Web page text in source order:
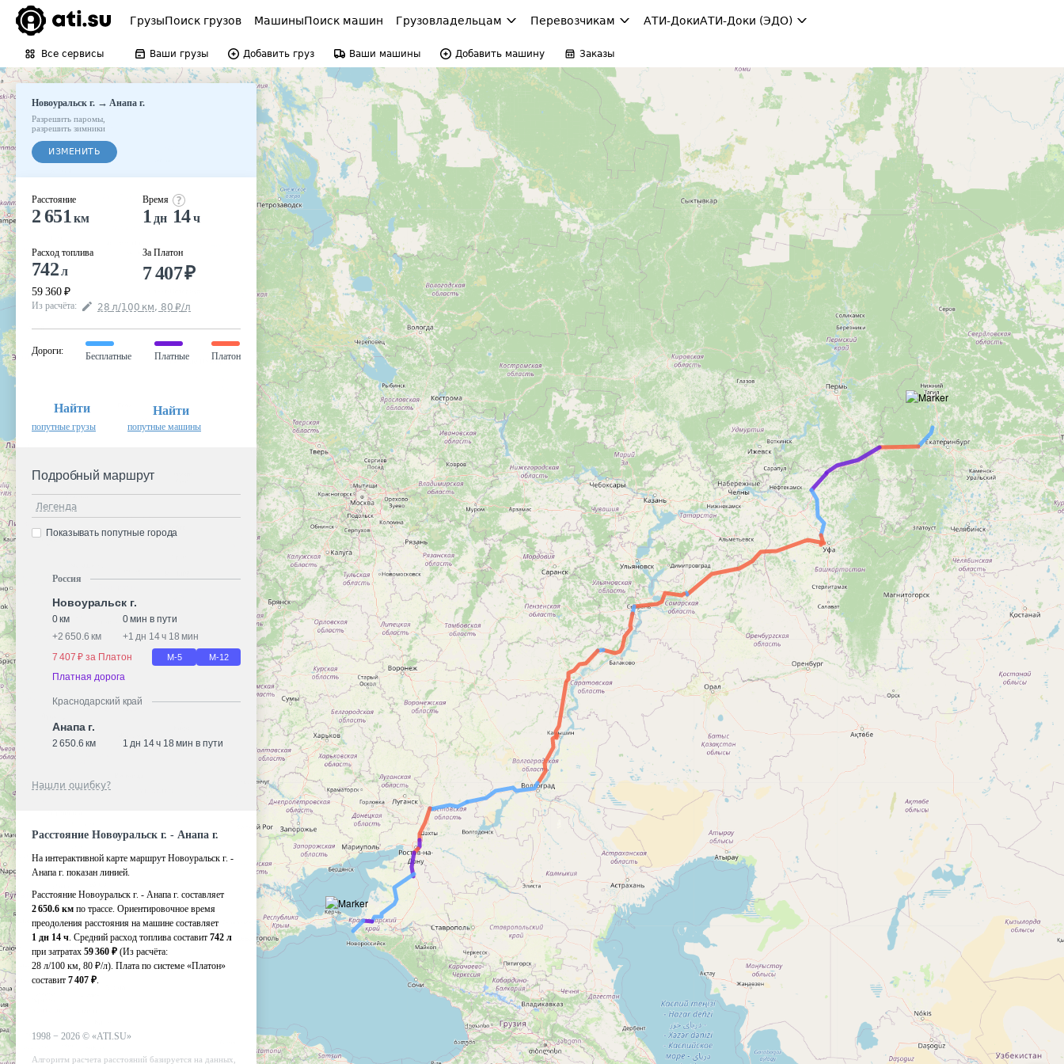
ГрузыПоиск грузов МашиныПоиск машин Грузовладельцам Перевозчикам АТИ-ДокиАТИ-Доки (ЭДО)
Все сервисы Ваши грузы Добавить груз Ваши машины Добавить машину Заказы
Новоуральск г.→Анапа г.
Разрешить паромы
разрешить зимники
ИЗМЕНИТЬ
Расстояние
2 651 км
Расход топлива
742л
59 360 ₽
Время
1 дн 14ч
За Платон
7 407₽
Из расчёта: 28 л/100 км, 80 ₽/л
Дороги:
Бесплатные Платные Платон
Найти
попутные грузы
Найти
попутные машины
Подробный маршрут
Легенда
Показывать попутные города
Россия
Новоуральск г.
0 км
0 мин в пути
+2 650.6 км +1 дн 14 ч 18 мин
7 407 ₽ за Платон
М-5 М-12
Платная дорога
Краснодарский край
Анапа г.
2 650.6 км 1 дн 14 ч 18 мин в пути
Нашли ошибку?
Расстояние Новоуральск г. - Анапа г.
На интерактивной карте маршрут Новоуральск г. -
Анапа г. показан линией.
Расстояние Новоуральск г. - Анапа г. составляет
2 650.6 км по трассе. Ориентировочное время
преодоления расстояния на машине составляет
1 дн 14 ч. Средний расход топлива составит 742 л
при затратах 59 360 ₽ (Из расчёта:
28 л/100 км, 80 ₽/л). Плата по системе «Платон»
составит 7 407 ₽.
1998 − 2026 © «ATI.SU»
Алгоритм расчета расстояний базируется на данных,